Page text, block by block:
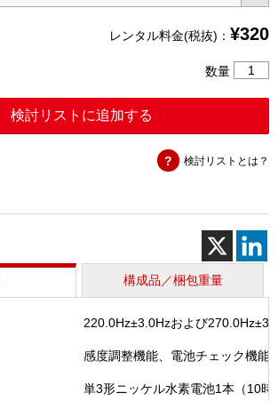
レンタル料金(税抜)： ¥320
数量
対
（ALT-
CI270
V2
検討リストに追加する
検討リストとは？
構成品／梱包重量
220.0Hz±3.0Hzおよび
感度調整機能、電池チェック機能
単3形ニッケル水素電池1本（10時